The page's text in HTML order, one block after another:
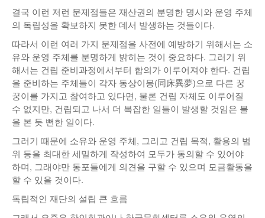
결국 이런 저런 문제점들은 재산권의 분명한 명시와 운영 주체
의 독립성을 확보하지 못한 데서 발생하는 것들이다.
따라서 이런 여러 가지 문제점을 사전에 예방하기 위해서는 소
유와 운영 주체를 분명하게 밝히는 것이 중요하다. 그러기 위
해서는 건립 준비과정에서부터 합의가 이루어져야 한다. 건립
을 준비하는 주체들이 각자 동상이몽(同床異夢)으로 다른 꿍
꿍이를 가지고 참여하고 있다면, 물론 건립 자체도 이루어질
수 없지만, 건립되고 나서 더 복잡한 일들이 발생할 것임은 불
을 본 듯 뻔한 일이다.
그러기 때문에 소유와 운영 주체, 그리고 건립 목적, 활용의 범
위 등을 최대한 세밀하게 작성하여 모두가 동의할 수 있어야
하며, 그래야만 동포들에게 의견을 구할 수 있으며 모금활동을
할 수 있을 것이다.
독립적인 재단의 설립 큰 흐름